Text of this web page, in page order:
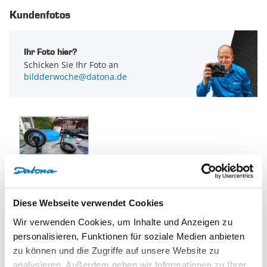
Diese Webseite verwendet Cookies
Wir verwenden Cookies, um Inhalte und Anzeigen zu
personalisieren, Funktionen für soziale Medien anbieten
zu können und die Zugriffe auf unsere Website zu
analysieren. Außerdem geben wir Informationen zu Ihrer
Kundenfotos
Ihr Foto hier?
Schicken Sie Ihr Foto an
bildderwoche@datona.de
Bewertungen
5/5